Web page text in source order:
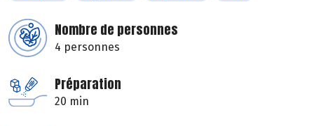
Nombre de personnes
4 personnes
Préparation
20 min